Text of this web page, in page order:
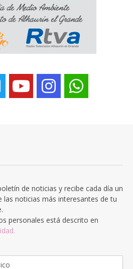
de noticias y recibe cada día un
las noticias más interesantes de tu
personales está descrito en